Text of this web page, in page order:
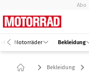
Abo
Motorräder Bekleidung
Bekleidung